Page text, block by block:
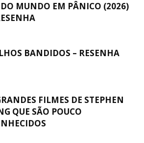
MUNDO EM PÂNICO (2026)
BANDIDOS – RESENHA
FILMES DE STEPHEN
QUE SÃO POUCO